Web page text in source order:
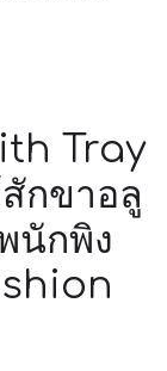
Tray
กขาอลู
นักพิง